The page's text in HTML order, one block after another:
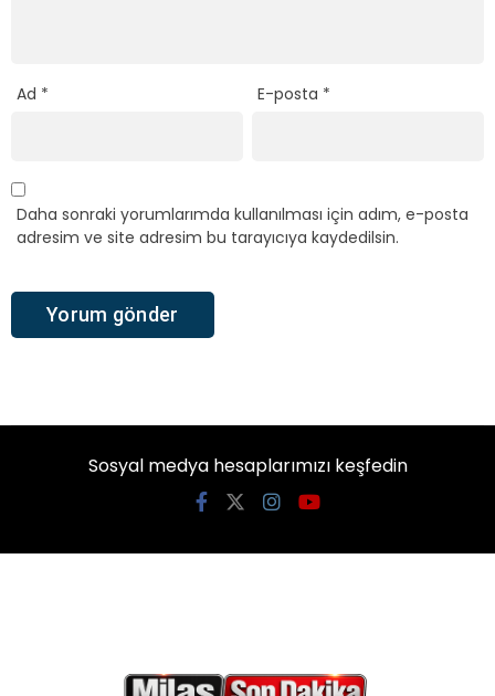
Ad * E-posta *
Daha sonraki yorumlarımda kullanılması için adım, e-posta
adresim ve site adresim bu tarayıcıya kaydedilsin.
Sosyal medya hesaplarımızı keşfedin